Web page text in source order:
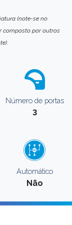
(note-se no
composto por outros
Número de portas
3
Automático
Não